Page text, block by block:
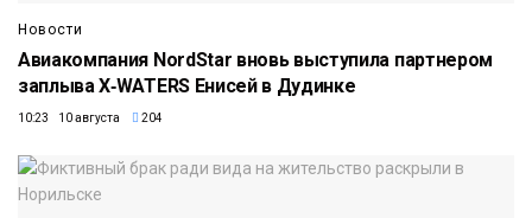
Новости
Авиакомпания NordStar вновь выступила партнером
заплыва X‑WATERS Енисей в Дудинке
10:23 10 августа 204